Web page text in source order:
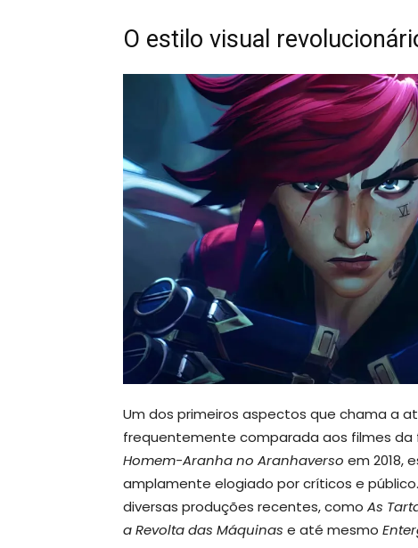
O estilo visual
Um dos primeiros aspectos que chama a
frequentemente comparada aos filmes da
Homem-Aranha no Aranhaverso em 2018,
amplamente elogiado por críticos e
diversas produções recentes, como As
a Revolta das Máquinas e até mesmo